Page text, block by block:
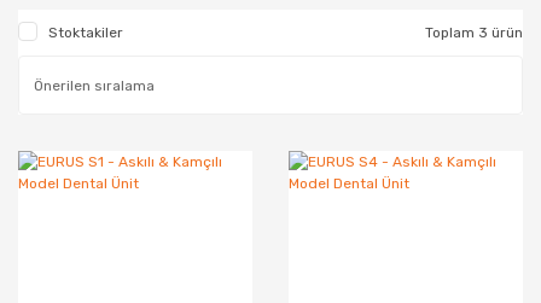
Stoktakiler Toplam 3 ürün